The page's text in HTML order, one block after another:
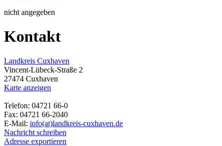
nicht angegeben
Kontakt
Landkreis Cuxhaven
Vincent-Lübeck-Straße 2
27474 Cuxhaven
Karte anzeigen
Telefon: 04721 66-0
Fax: 04721 66-2040
E-Mail: info(at)landkreis-cuxhaven.de
Nachricht schreiben
Adresse exportieren